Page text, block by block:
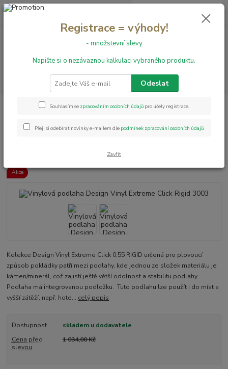
+420 731 199 591 0,00 Kč
Vinylové podlahy RIGID CLICK
Design Vinyl Extreme Click
Vinylová podlaha Design Vinyl
Extreme Click Rigid 3003
Akce
Kolekce Design Vinyl Extreme Click 0,55 RIGID určená pro plovoucí
způsob pokládky patří mezi podlahy, kde jednou ze složek materiálu je
kámen/minerál, což zajistí ještě větší odolnost a stabilitu podlahy.
Podlaha má integrovanou podložku. Tuto podlahu lze použít i do míst s
vyšší zátěží, např. hote... celý popis
Dostupnost
skladem u dodavatele
Cena před
slevou
1 034,00 Kč
Registrace = výhody!
- množstevní slevy
Napište si o nezávaznou kalkulaci vybraného produktu.
Odeslat
Souhlasím se zpracováním osobních údajů pro účely registrace.
Přeji si odebírat novinky e-mailem dle podmínek zpracování osobních údajů.
Zavřít